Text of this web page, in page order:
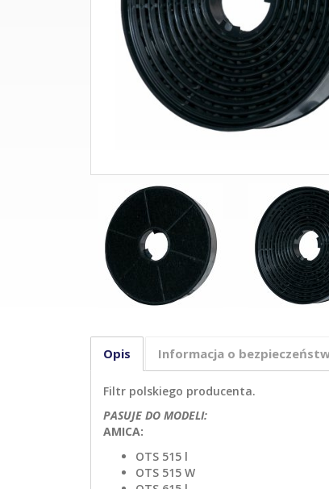
Opis Informacja o
Filtr polskiego producenta.
PASUJE DO MODELI:
AMICA:
OTS 515 l
OTS 515 W